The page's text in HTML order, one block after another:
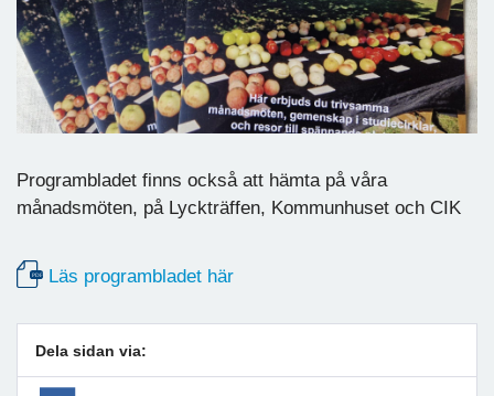
Programbladet finns också att hämta på våra
månadsmöten, på Lyckträffen, Kommunhuset och CIK
Läs programbladet här
Dela sidan via: